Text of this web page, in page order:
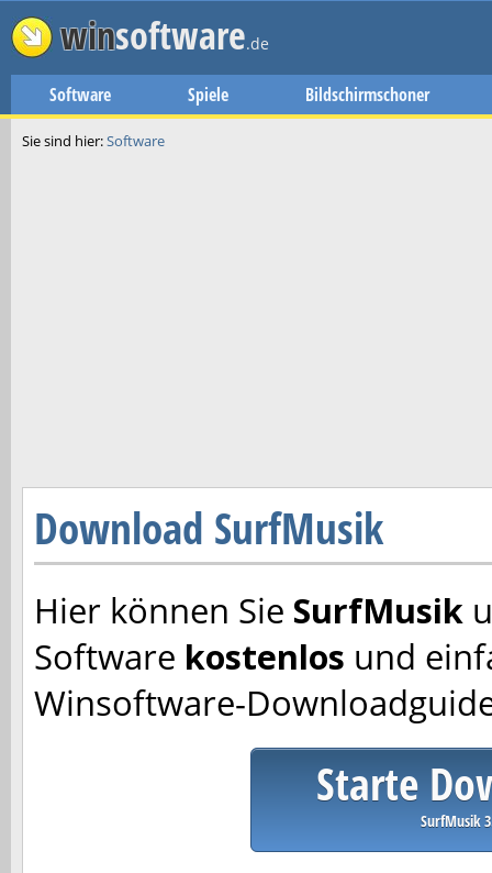
winsoftware.de
Software Spiele Bildschirmschoner
Sie sind hier:Software
Download SurfMusik
Hier können Sie SurfMusik
Software kostenlos und
Winsoftware-
Starte
SurfMusik